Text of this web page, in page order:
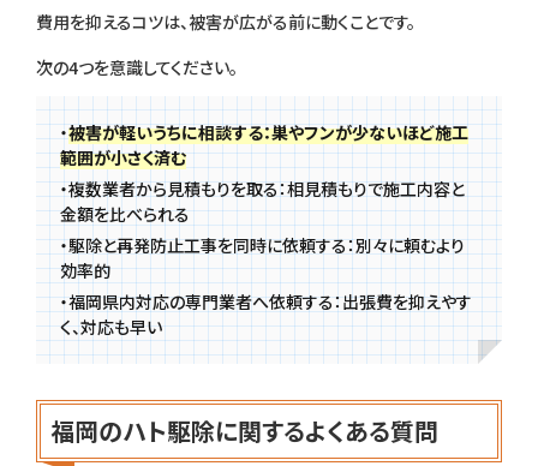
費用を抑えるコツは、被害が広がる前に動くことです。
次の4つを意識してください。
・被害が軽いうちに相談する：巣やフンが少ないほど施工
範囲が小さく済む
・複数業者から見積もりを取る：相見積もりで施工内容と
金額を比べられる
・駆除と再発防止工事を同時に依頼する：別々に頼むより
効率的
・福岡県内対応の専門業者へ依頼する：出張費を抑えやす
く、対応も早い
福岡のハト駆除に関するよくある質問